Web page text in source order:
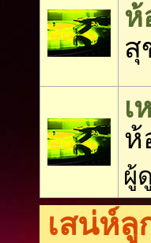
ห้
สุ
เ
ห้
ผู้
เสน่ห์ลู